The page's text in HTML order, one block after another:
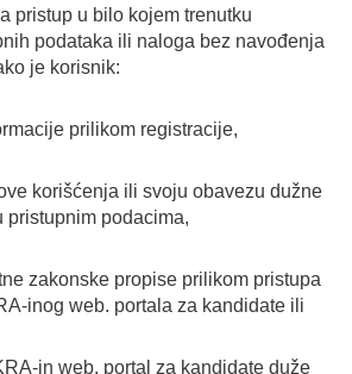
pristup u bilo kojem trenutku
podataka ili naloga bez navođenja
je korisnik:
prilikom registracije,
korišćenja ili svoju obavezu dužne
pristupnim podacima,
zakonske propise prilikom pristupa
inog web. portala za kandidate ili
in web. portal za kandidate duže